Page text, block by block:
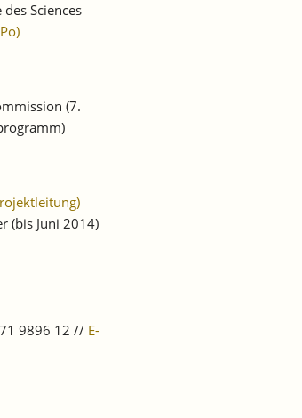
Sciences
(7.
(bis Juni 2014)
9896 12 // E-